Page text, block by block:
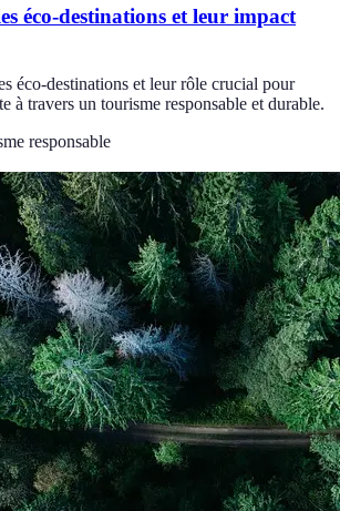
éco-destinations et leur impact
éco-destinations et leur rôle crucial pour
à travers un tourisme responsable et durable.
responsable